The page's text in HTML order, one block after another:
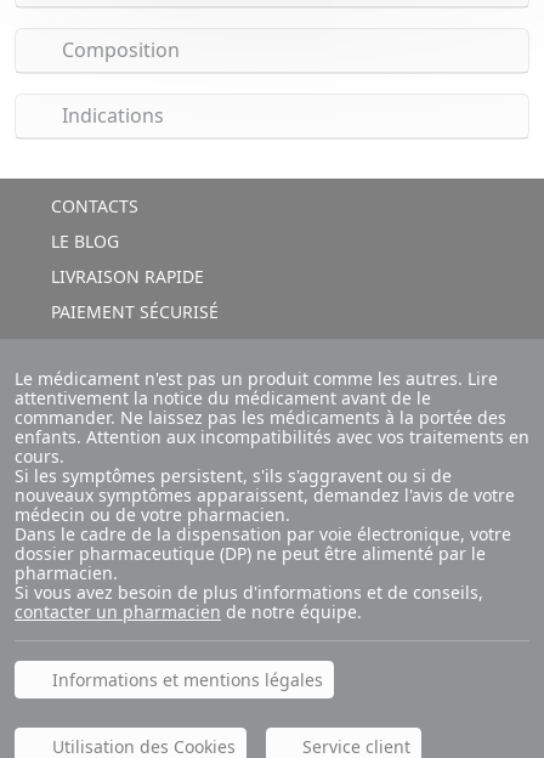
Composition
Indications
CONTACTS
LE BLOG
LIVRAISON RAPIDE
PAIEMENT SÉCURISÉ
Le médicament n'est pas un produit comme les autres. Lire
attentivement la notice du médicament avant de le
commander. Ne laissez pas les médicaments à la portée des
enfants. Attention aux incompatibilités avec vos traitements en
cours.
Si les symptômes persistent, s'ils s'aggravent ou si de
nouveaux symptômes apparaissent, demandez l'avis de votre
médecin ou de votre pharmacien.
Dans le cadre de la dispensation par voie électronique, votre
dossier pharmaceutique (DP) ne peut être alimenté par le
pharmacien.
Si vous avez besoin de plus d'informations et de conseils,
contacter un pharmacien de notre équipe.
Informations et mentions légales
Utilisation des Cookies Service client